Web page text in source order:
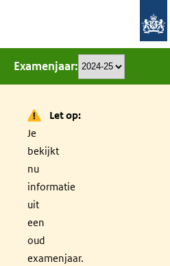
naar
inhoud
Examenjaar
Let op:
Je
bekijkt
nu
informatie
uit
een
oud
examenjaar.